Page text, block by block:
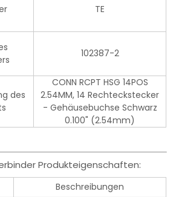
TE
102387-2
des
CONN RCPT HSG 14POS
2.54MM, 14 Rechteckstecker
- Gehäusebuchse Schwarz
0.100" (2.54mm)
Produkteigenschaften:
Beschreibungen